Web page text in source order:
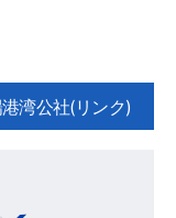
湾公社(リンク)